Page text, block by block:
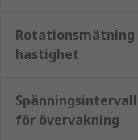
Rotationsmätning
hastighet
Spänningsintervall
för övervakning